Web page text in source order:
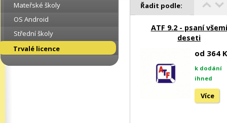
Řadit podle:
ATF 9.2 - psaní všemi
deseti
od 364
k dodání
ihned
Více
Mateřské školy
OS Android
Střední školy
Trvalé licence